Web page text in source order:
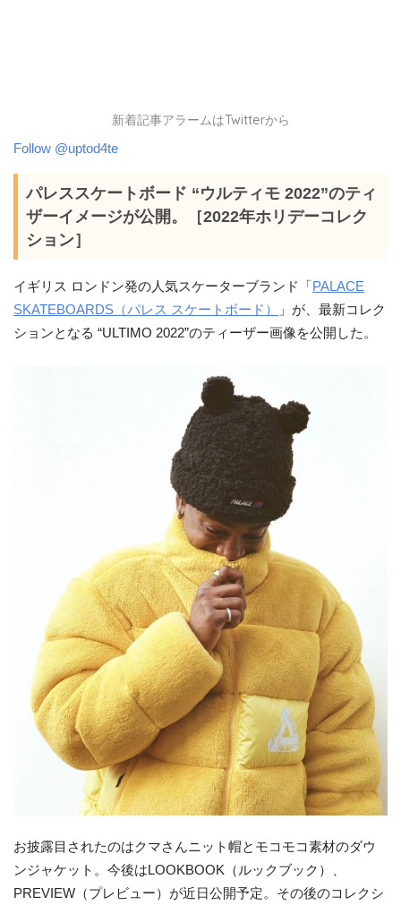
新着記事アラームはTwitterから
Follow @uptod4te
パレススケートボード “ウルティモ 2022”のティ
ザーイメージが公開。［2022年ホリデーコレク
ション］
イギリス ロンドン発の人気スケーターブランド「 PALACE
SKATEBOARDS（パレス スケートボード）
」が、最新コレク
ションとなる “ULTIMO 2022”のティーザー画像を公開した。
お披露目されたのはクマさんニット帽とモコモコ素材のダウ
ンジャケット。今後はLOOKBOOK（ルックブック）、
PREVIEW（プレビュー）が近日公開予定。その後のコレクシ